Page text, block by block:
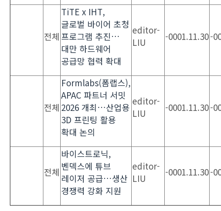
전체
TiTE x IHT,
글로벌 바이어 초청
프로그램 추진…
대만 하드웨어
공급망 협력 확대
editor-
LIU
-0001.11.30-
전체
Formlabs(폼랩스),
APAC 파트너 서밋
2026 개최…산업용
3D 프린팅 활용
확대 논의
editor-
LIU
-0001.11.30-
전체
바이스트로닉,
벤덱스에 튜브
레이저 공급…생산
경쟁력 강화 지원
editor-
LIU
-0001.11.30-